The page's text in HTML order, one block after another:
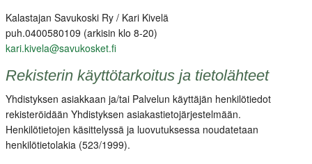
Kalastajan Savukoski Ry / Kari Kivelä
puh.0400580109 (arkisin klo 8-20)
kari.kivela@savukosket.fi
Rekisterin käyttötarkoitus ja tietolähteet
Yhdistyksen asiakkaan ja/tai Palvelun käyttäjän henkilötiedot
rekisteröidään Yhdistyksen asiakastietojärjestelmään.
Henkilötietojen käsittelyssä ja luovutuksessa noudatetaan
henkilötietolakia (523/1999).